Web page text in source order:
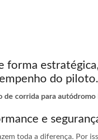
forma
do piloto.
de corrida para autódromo
e
toda a diferença. Por